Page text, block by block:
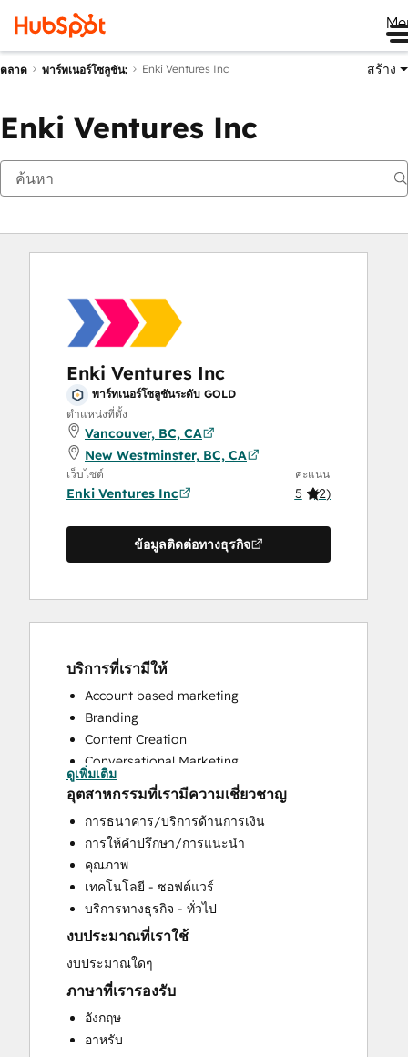
ตลาด พาร์ทเนอร์โซลูชัน: Enki Ventures Inc สร้าง
Enki Ventures Inc
Enki Ventures Inc
พาร์ทเนอร์โซลูชันระดับ GOLD
ตำแหน่งที่ตั้ง
Vancouver, BC, CA
New Westminster, BC, CA
เว็บไซต์
Enki Ventures Inc
คะแนน
5 (2)
ข้อมูลติดต่อทางธุรกิจ
บริการที่เรามีให้
Account based marketing
Branding
Content Creation
Conversational Marketing
CRM Implementation
CRM Migration
Customer Marketing
Email Marketing
Full Inbound Marketing Services
HubSpot Onboarding
Knowledge Base Development
Paid Advertising
Programmable Automation
Sales and Marketing Alignment
Sales Coaching and Training
Sales Enablement
Search Engine Optimization
ดูเพิ่มเติม
อุตสาหกรรมที่เรามีความเชี่ยวชาญ
การธนาคาร/บริการด้านการเงิน
การให้คำปรึกษา/การแนะนำ
คุณภาพ
เทคโนโลยี - ซอฟต์แวร์
บริการทางธุรกิจ - ทั่วไป
งบประมาณที่เราใช้
งบประมาณใดๆ
ภาษาที่เรารองรับ
อังกฤษ
อาหรับ